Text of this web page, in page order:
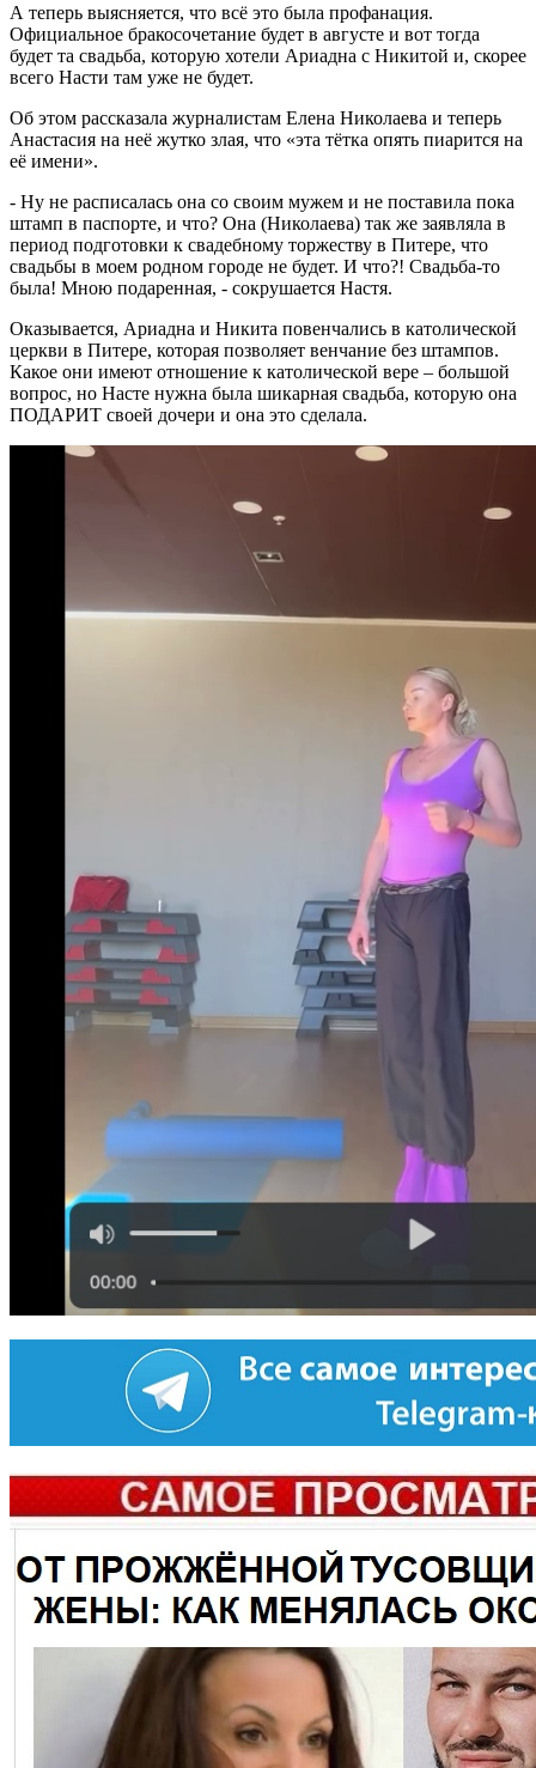
А теперь выясняется, что всё это была профанация.
Официальное бракосочетание будет в августе и вот тогда
будет та свадьба, которую хотели Ариадна с Никитой и, скорее
всего Насти там уже не будет.
Об этом рассказала журналистам Елена Николаева и теперь
Анастасия на неё жутко злая, что «эта тётка опять пиарится на
её имени».
- Ну не расписалась она со своим мужем и не поставила пока
штамп в паспорте, и что? Она (Николаева) так же заявляла в
период подготовки к свадебному торжеству в Питере, что
свадьбы в моем родном городе не будет. И что?! Свадьба-то
была! Мною подаренная, - сокрушается Настя.
Оказывается, Ариадна и Никита повенчались в католической
церкви в Питере, которая позволяет венчание без штампов.
Какое они имеют отношение к католической вере – большой
вопрос, но Насте нужна была шикарная свадьба, которую она
ПОДАРИТ своей дочери и она это сделала.